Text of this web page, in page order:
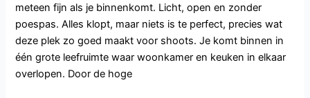
meteen fijn als je binnenkomt. Licht, open en zonder
poespas. Alles klopt, maar niets is te perfect, precies wat
deze plek zo goed maakt voor shoots. Je komt binnen in
één grote leefruimte waar woonkamer en keuken in elkaar
overlopen. Door de hoge